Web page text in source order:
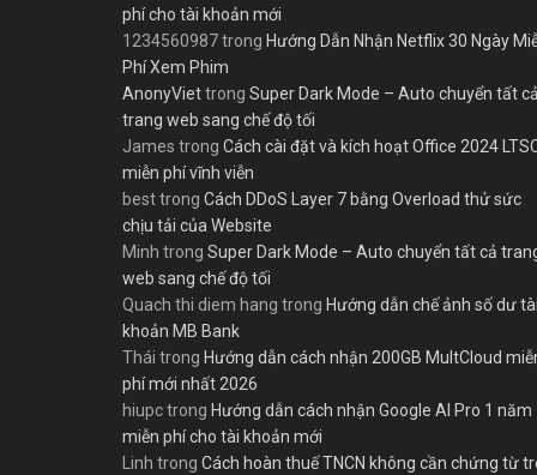
phí cho tài khoản mới
1234560987trong Hướng Dẫn Nhận Netflix 30 Ngày
Phí Xem Phim
AnonyViettrong Super Dark Mode – Auto chuyển tất cả
trang web sang chế độ tối
James trong Cách cài đặt và kích hoạt Office 2024
miễn phí vĩnh viễn
besttrong Cách DDoS Layer 7 bằng Overload thử sức
chịu tải của Website
Minh trong Super Dark Mode – Auto chuyển tất cả
web sang chế độ tối
Quach thi diem hang trong Hướng dẫn chế ảnh số dư tài
khoản MB Bank
Thái trong Hướng dẫn cách nhận 200GB MultCloud
phí mới nhất 2026
hiupctrong Hướng dẫn cách nhận Google AI Pro 1 năm
miễn phí cho tài khoản mới
Linh trong Cách hoàn thuế TNCN không cần chứng từ